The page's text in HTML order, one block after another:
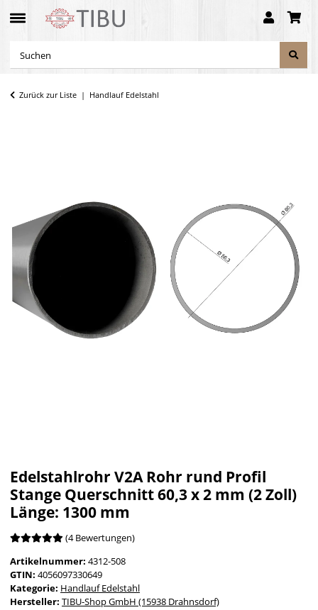
Zurück zur Liste Handlauf Edelstahl
Edelstahlrohr V2A Rohr rund Profil
Stange Querschnitt 60,3 x 2 mm (2 Zoll)
Länge: 1300 mm
(4 Bewertungen)
Artikelnummer: 4312-508
GTIN: 4056097330649
Kategorie: Handlauf Edelstahl
Hersteller: TIBU-Shop GmbH (15938 Drahnsdorf)